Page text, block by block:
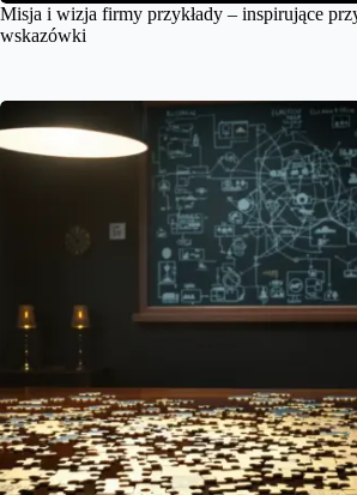
Misja i wizja firmy przykłady – inspirujące
wskazówki